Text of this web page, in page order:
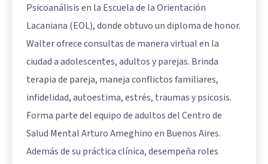
Psicoanálisis en la Escuela de la Orientación
Lacaniana (EOL), donde obtuvo un diploma de honor.
Walter ofrece consultas de manera virtual en la
ciudad a adolescentes, adultos y parejas. Brinda
terapia de pareja, maneja conflictos familiares,
infidelidad, autoestima, estrés, traumas y psicosis.
Forma parte del equipo de adultos del Centro de
Salud Mental Arturo Ameghino en Buenos Aires.
Además de su práctica clínica, desempeña roles